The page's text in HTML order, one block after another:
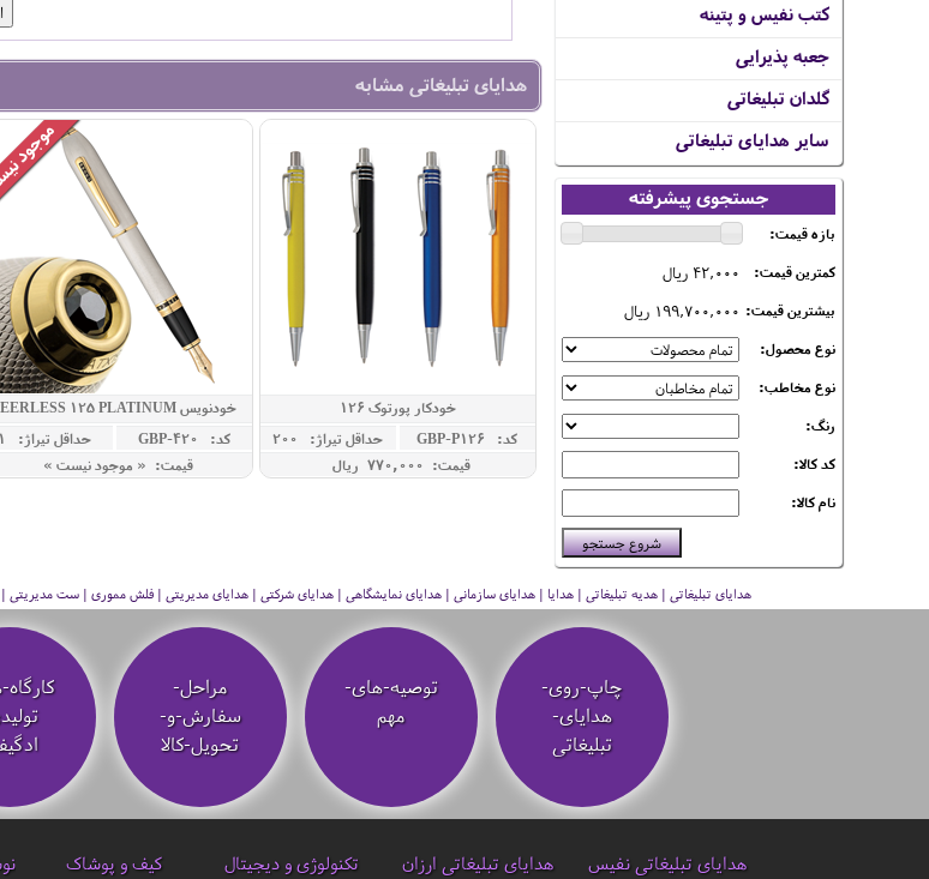
کتب نفیس و پتینه
جعبه پذیرایی
گلدان تبلیغاتی
سایر هدایای تبلیغاتی
جستجوی پیشرفته
بازه قیمت:
کمترین قیمت:
42,000 ریال
بیشترین قیمت: 199,700,000 ریال
نوع محصول:
نوع مخاطب:
رنگ:
کد کالا:
نام کالا:
هدایای تبلیغاتی مشابه
خودکار پورتوک 126
کد: GBP-P126
حداقل تيراژ: 200
قیمت: 770,000 ريال
خودنویس PEERLESS 125 PLATINUM
کد: GBP-420
حداقل تيراژ: 1
قیمت: « موجود نیست »
هدایای تبلیغاتی | هدیه تبلیغاتی | هدایا | هدایای سازمانی | هدایای نمایشگاهی | هدایای شرکتی | هدایای مدیریتی | فلش مموری | ست
چاپ-روی-
هدایای-
تبلیغاتی
توصیه‌-های-
مهم
مراحل-
سفارش-و-
تحویل-کالا
هدایای تبلیغاتی نفیس هدایای تبلیغاتی ارزان تکنولوژی و دیجیتال کیف و پوشاک